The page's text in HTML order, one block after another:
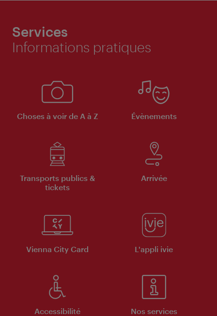
Services
Informations pratiques
Choses à voir de A à Z Évènements
Transports publics &
tickets
Arrivée
Vienna City Card L'appli ivie
Accessibilité Nos services